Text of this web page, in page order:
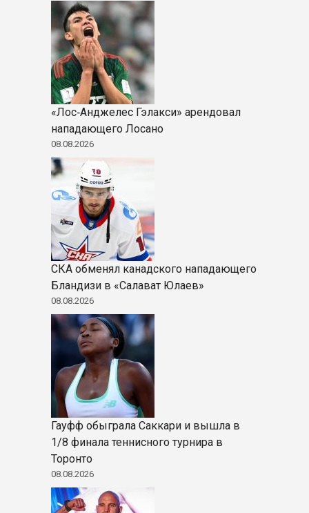
«Лос‑Анджелес Гэлакси» арендовал
нападающего Лосано
08.08.2026
СКА обменял канадского нападающего
Бландизи в «Салават Юлаев»
08.08.2026
Гауфф обыграла Саккари и вышла в
1/8 финала теннисного турнира в
Торонто
08.08.2026